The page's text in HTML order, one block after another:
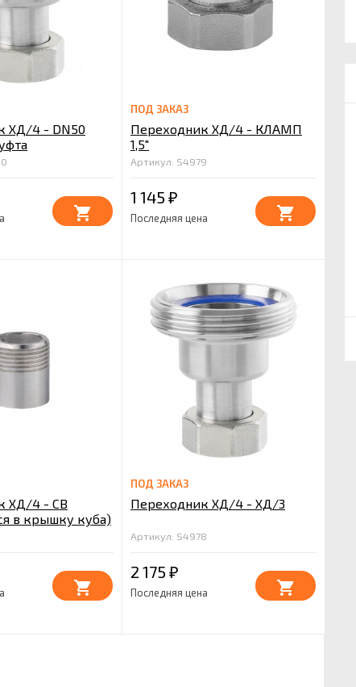
ХД/4 - DN50
ПОД ЗАКАЗ
Переходник ХД/4 - КЛАМП
1,5"
Артикул: S4979
1 145 ₽
Последняя цена
ХД/4 - СВ
в крышку куба)
ПОД ЗАКАЗ
Переходник ХД/4 - ХД/3
Артикул: S4978
2 175 ₽
Последняя цена